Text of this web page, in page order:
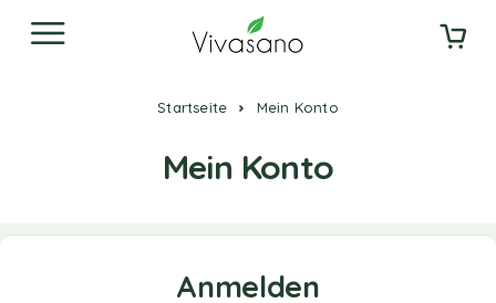
Startseite Mein Konto
Mein Konto
Anmelden